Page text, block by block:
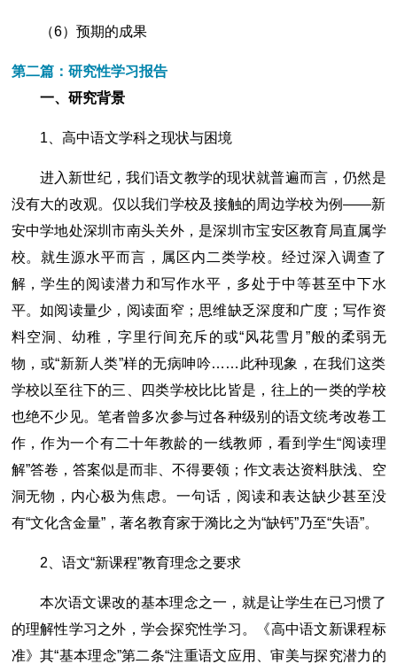
（6）预期的成果
第二篇：研究性学习报告
一、研究背景
1、高中语文学科之现状与困境
进入新世纪，我们语文教学的现状就普遍而言，仍然是
没有大的改观。仅以我们学校及接触的周边学校为例――新
安中学地处深圳市南头关外，是深圳市宝安区教育局直属学
校。就生源水平而言，属区内二类学校。经过深入调查了
解，学生的阅读潜力和写作水平，多处于中等甚至中下水
平。如阅读量少，阅读面窄；思维缺乏深度和广度；写作资
料空洞、幼稚，字里行间充斥的或“风花雪月”般的柔弱无
物，或“新新人类”样的无病呻吟……此种现象，在我们这类
学校以至往下的三、四类学校比比皆是，往上的一类的学校
也绝不少见。笔者曾多次参与过各种级别的语文统考改卷工
作，作为一个有二十年教龄的一线教师，看到学生“阅读理
解”答卷，答案似是而非、不得要领；作文表达资料肤浅、空
洞无物，内心极为焦虑。一句话，阅读和表达缺少甚至没
有“文化含金量”，著名教育家于漪比之为“缺钙”乃至“失语”。
2、语文“新课程”教育理念之要求
本次语文课改的基本理念之一，就是让学生在已习惯了
的理解性学习之外，学会探究性学习。《高中语文新课程标
准》其“基本理念”第二条“注重语文应用、审美与探究潜力的